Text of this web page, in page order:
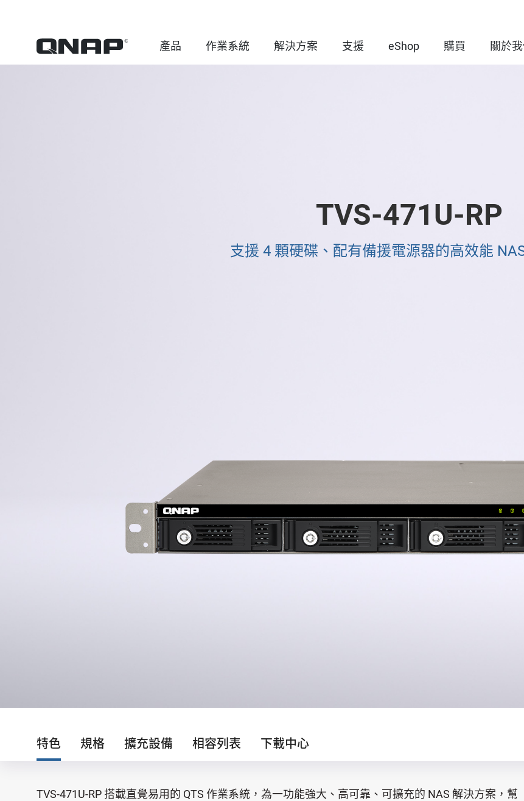
產品 作業系統 解決方案 支援 eShop 購買 關於
TVS-471U-RP
支援 4 顆硬碟、配有備援電源器的高效能
特色 規格 擴充設備 相容列表 下載中心
TVS-471U-RP 搭載直覺易用的 QTS 作業系統，為一功能強大、高可靠、可擴充的 NAS 解決方案，幫